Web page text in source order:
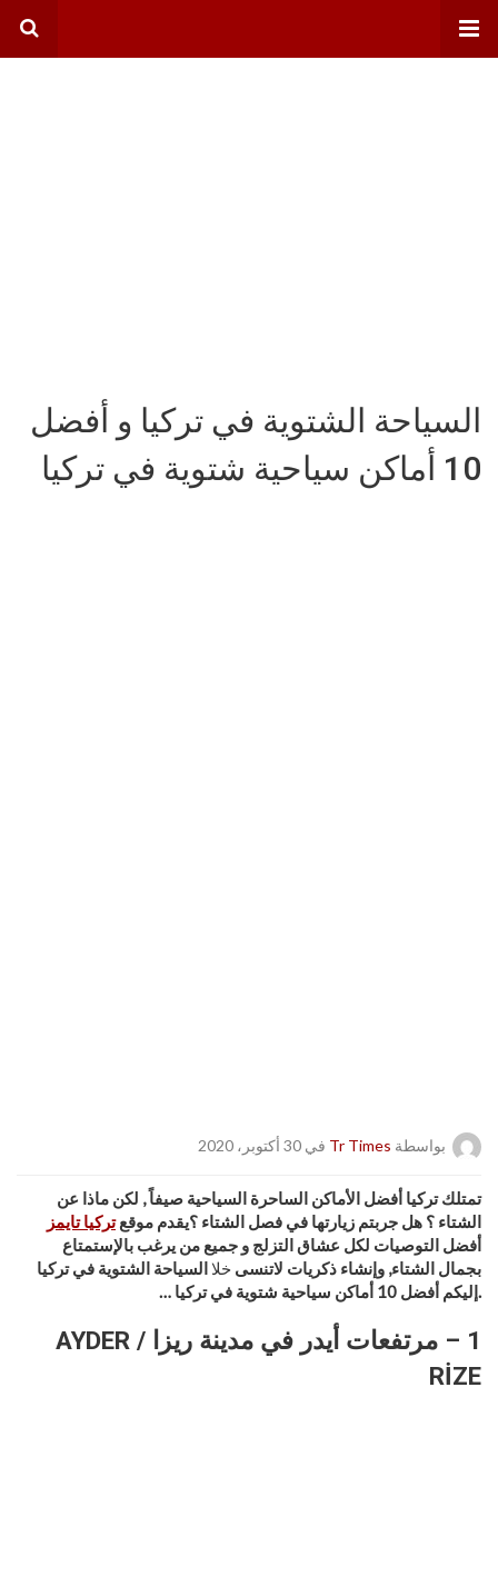
السياحة الشتوية في تركيا و أفضل
10 أماكن سياحية شتوية في تركيا
بواسطة Tr Times في 30 أكتوبر، 2020
تمتلك تركيا أفضل الأماكن الساحرة السياحية صيفاً , لكن ماذا عن
الشتاء ؟ هل جربتم زيارتها في فصل الشتاء ؟يقدم موقعتركيا تايمز
أفضل التوصيات لكل عشاق التزلج و جميع من يرغب بالإستمتاع
بجمال الشتاء, وإنشاء ذكريات لاتنسى خلا السياحة الشتوية في تركيا
.إليكم أفضل 10 أماكن سياحية شتوية في تركيا …
1 – مرتفعات أيدر في مدينة ريزا AYDER /
RİZE